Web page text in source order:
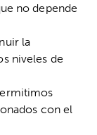
no depende
la
niveles de
con el